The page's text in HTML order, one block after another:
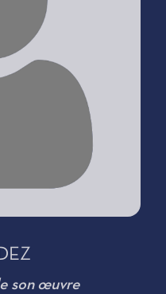
son œuvre